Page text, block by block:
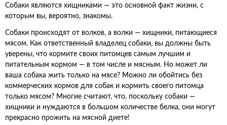
Собаки являются хищниками — это основной факт жизни, с
которым вы, вероятно, знакомы.
Собаки происходят от волков, а волки — хищники, питающиеся
мясом. Как ответственный владелец собаки, вы должны быть
уверены, что кормите своих питомцев самым лучшим и
питательным кормом — в том числе и мясным. Но может ли
ваша собака жить только на мясе? Можно ли обойтись без
коммерческих кормов для собак и кормить своего питомца
только мясом? Многие считают, что, поскольку собаки —
хищники и нуждаются в большом количестве белка, они могут
прекрасно прожить на мясной диете!